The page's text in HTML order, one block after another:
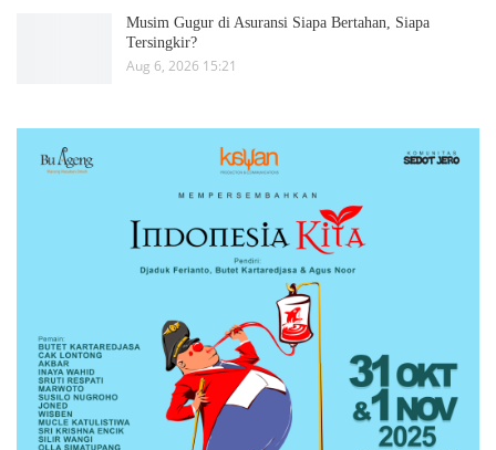
Musim Gugur di Asuransi Siapa Bertahan, Siapa
Tersingkir?
Aug 6, 2026 15:21